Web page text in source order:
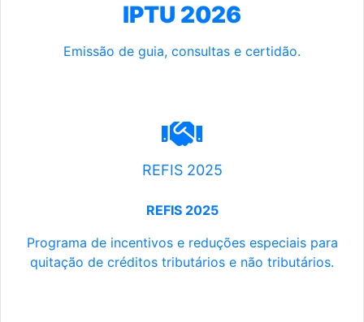
IPTU 2026
Emissão de guia, consultas e certidão.
REFIS 2025
REFIS 2025
Programa de incentivos e reduções especiais para
quitação de créditos tributários e não tributários.